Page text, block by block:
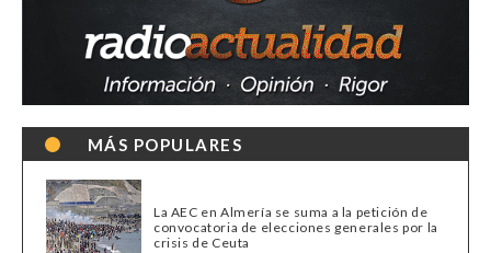
MÁS POPULARES
La AEC en Almería se suma a la petición de
convocatoria de elecciones generales por la
crisis de Ceuta